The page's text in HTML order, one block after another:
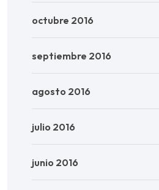
octubre 2016
septiembre 2016
agosto 2016
julio 2016
junio 2016